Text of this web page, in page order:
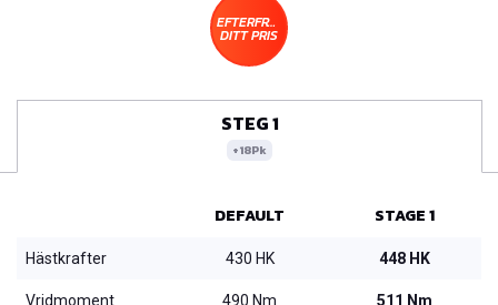
EFTERFRÅGA
DITT PRIS
STEG 1
+18Pk
DEFAULT STAGE 1
Hästkrafter 430 HK 448 HK
Vridmoment 490 Nm 511 Nm